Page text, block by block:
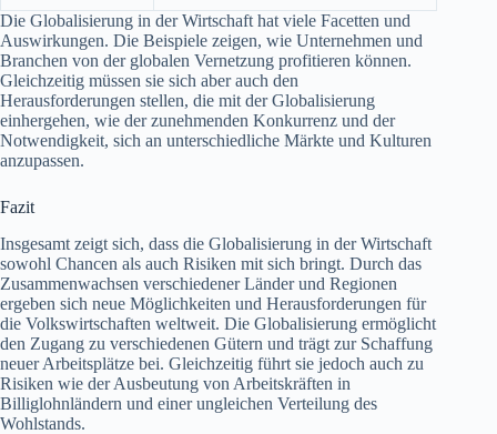
Die Globalisierung in der Wirtschaft hat viele Facetten und
Auswirkungen. Die Beispiele zeigen, wie Unternehmen und
Branchen von der globalen Vernetzung profitieren können.
Gleichzeitig müssen sie sich aber auch den
Herausforderungen stellen, die mit der Globalisierung
einhergehen, wie der zunehmenden Konkurrenz und der
Notwendigkeit, sich an unterschiedliche Märkte und Kulturen
anzupassen.
Fazit
Insgesamt zeigt sich, dass die Globalisierung in der Wirtschaft
sowohl Chancen als auch Risiken mit sich bringt. Durch das
Zusammenwachsen verschiedener Länder und Regionen
ergeben sich neue Möglichkeiten und Herausforderungen für
die Volkswirtschaften weltweit. Die Globalisierung ermöglicht
den Zugang zu verschiedenen Gütern und trägt zur Schaffung
neuer Arbeitsplätze bei. Gleichzeitig führt sie jedoch auch zu
Risiken wie der Ausbeutung von Arbeitskräften in
Billiglohnländern und einer ungleichen Verteilung des
Wohlstands.